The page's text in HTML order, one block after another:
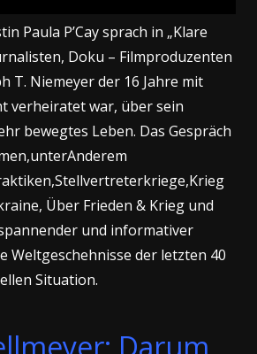
Paula P’Cay sprach in „Klare
Doku – Filmproduzenten
T. Niemeyer der 16 Jahre mit
verheiratet war, über sein
bewegtes Leben. Das Gespräch
Über Frieden & Krieg und
und informativer
Weltgeschehnisse der letzten 40
Situation.